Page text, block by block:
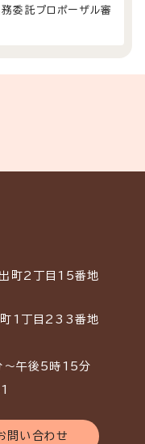
委託プロポーザル審
町2丁目15番地
町1丁目233番地
午後5時15分
問い合わせ